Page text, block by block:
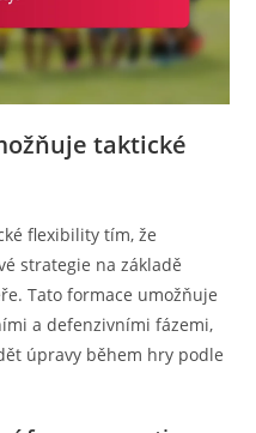
taktické
flexibility tím, že
strategie na základě
Tato formace umožňuje
a defenzivními fázemi,
úpravy během hry podle